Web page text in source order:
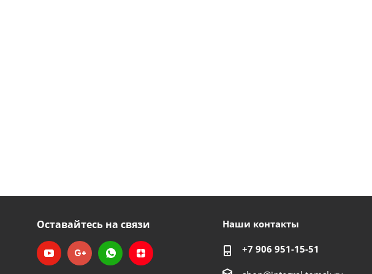
Оставайтесь на связи Наши контакты
+7 906 951-15-51